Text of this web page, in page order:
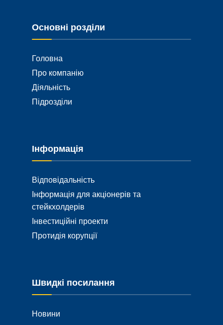
Основні розділи
Головна
Про компанію
Діяльність
Підрозділи
Інформація
Відповідальність
Інформація для акціонерів та
стейкхолдерів
Інвестиційні проекти
Протидія корупції
Швидкі посилання
Новини